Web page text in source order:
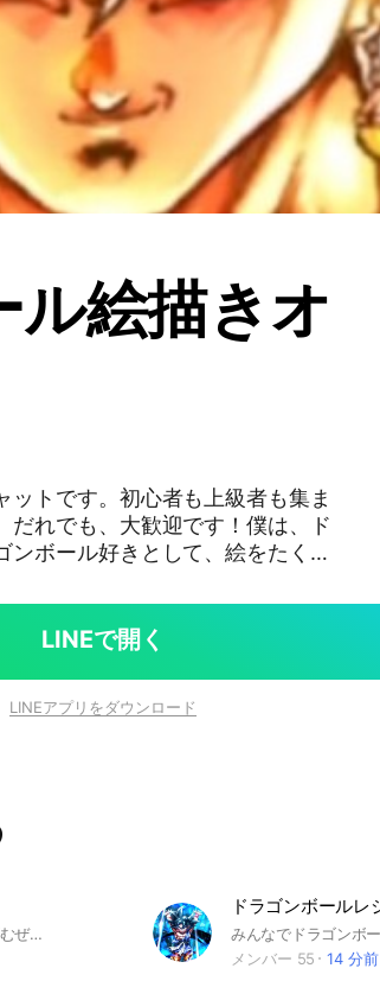
ル絵描きオ
ットです。初心者も上級者も集ま
だれでも、大歓迎です！僕は、ド
ンボール好きとして、絵をたくさ
LINEで開く
LINEアプリをダウンロード
俺は管理人の超ベジット! よろしく頼むぜ！！！！俺はこのオープンチャットを、より良いものにしていく事をここに宣言する! 以上!
メンバー 55
14 分前